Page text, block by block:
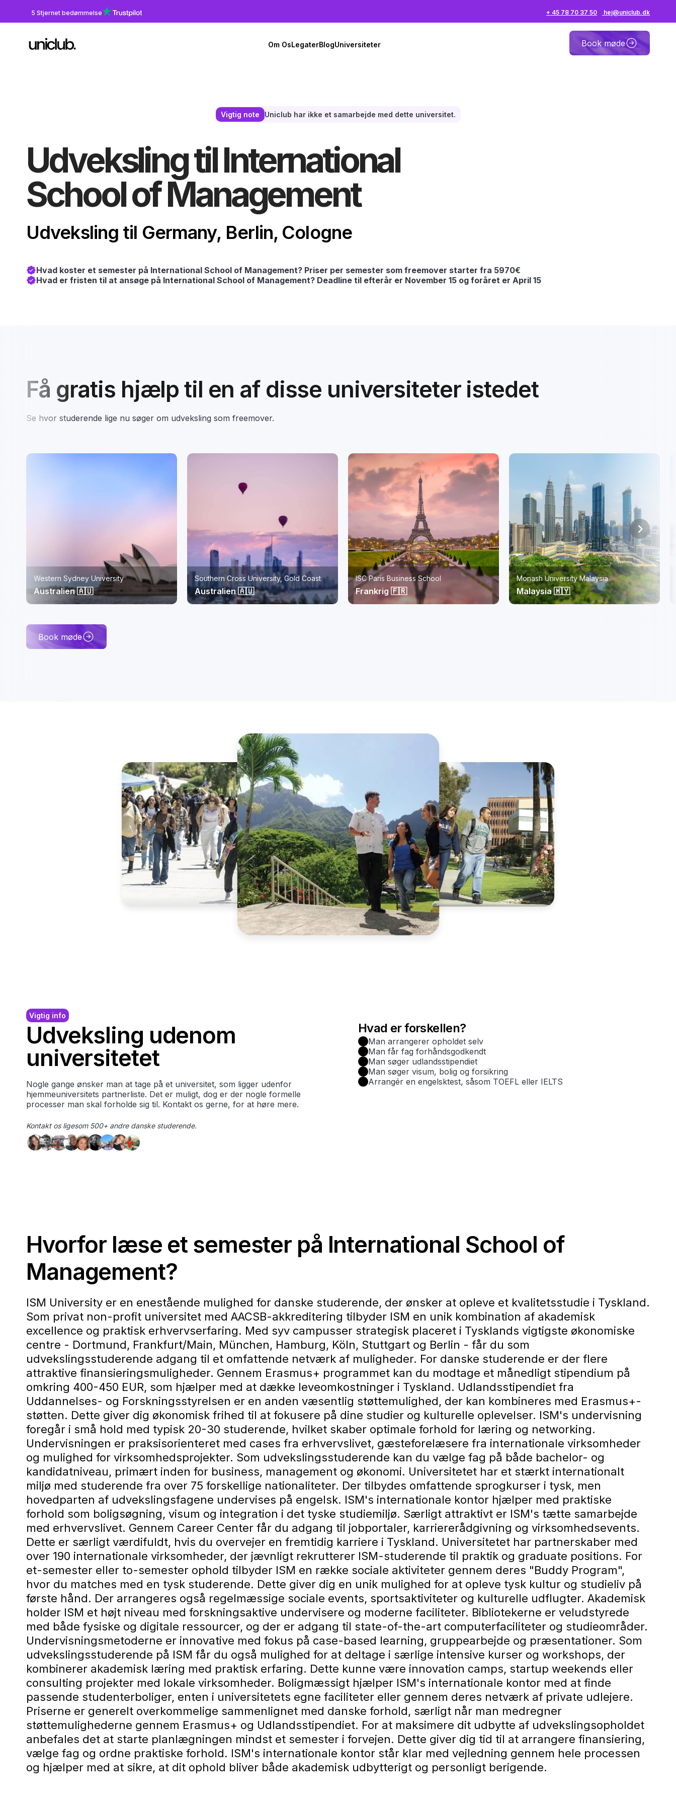
5 Stjernet bedømmelse + 45 78 70 37 50 hej@uniclub.dk
Om OsLegaterBlogUniversiteter Book møde
Vigtig note Uniclub har ikke et samarbejde med dette universitet.
Udveksling til International
School of Management
Udveksling til Germany, Berlin, Cologne
Hvad koster et semester på International School of Management? Priser per semester som freemover starter fra 5970€
Hvad er fristen til at ansøge på International School of Management? Deadline til efterår er November 15 og foråret er April 15
Få gratis hjælp til en af disse universiteter istedet
Se hvor studerende lige nu søger om udveksling som freemover.
Southern Cross University, Gold Coast
Australien 🇦🇺
ISC Paris Business School
Frankrig 🇫🇷
Monash University Malaysia
Malaysia 🇲🇾
RMIT Vietnam
Vietnam 🇻🇳
Book møde
Vigtig info
Udveksling udenom
universitetet
Nogle gange ønsker man at tage på et universitet, som ligger udenfor
hjemmeuniversitets partnerliste. Det er muligt, dog er der nogle formelle
processer man skal forholde sig til. Kontakt os gerne, for at høre mere.
Kontakt os ligesom 500+ andre danske studerende.
Hvad er forskellen?
Man arrangerer opholdet selv
Man får fag forhåndsgodkendt
Man søger udlandsstipendiet
Man søger visum, bolig og forsikring
Arrangér en engelsktest, såsom TOEFL eller IELTS
Hvorfor læse et semester på International School of
Management?
ISM University er en enestående mulighed for danske studerende, der ønsker at opleve et kvalitetsstudie i Tyskland.
Som privat non-profit universitet med AACSB-akkreditering tilbyder ISM en unik kombination af akademisk
excellence og praktisk erhvervserfaring. Med syv campusser strategisk placeret i Tysklands vigtigste økonomiske
centre - Dortmund, Frankfurt/Main, München, Hamburg, Köln, Stuttgart og Berlin - får du som
udvekslingsstuderende adgang til et omfattende netværk af muligheder. For danske studerende er der flere
attraktive finansieringsmuligheder. Gennem Erasmus+ programmet kan du modtage et månedligt stipendium på
omkring 400-450 EUR, som hjælper med at dække leveomkostninger i Tyskland. Udlandsstipendiet fra
Uddannelses- og Forskningsstyrelsen er en anden væsentlig støttemulighed, der kan kombineres med Erasmus+-
støtten. Dette giver dig økonomisk frihed til at fokusere på dine studier og kulturelle oplevelser. ISM's undervisning
foregår i små hold med typisk 20-30 studerende, hvilket skaber optimale forhold for læring og networking.
Undervisningen er praksisorienteret med cases fra erhvervslivet, gæsteforelæsere fra internationale virksomheder
og mulighed for virksomhedsprojekter. Som udvekslingsstuderende kan du vælge fag på både bachelor- og
kandidatniveau, primært inden for business, management og økonomi. Universitetet har et stærkt internationalt
miljø med studerende fra over 75 forskellige nationaliteter. Der tilbydes omfattende sprogkurser i tysk, men
hovedparten af udvekslingsfagene undervises på engelsk. ISM's internationale kontor hjælper med praktiske
forhold som boligsøgning, visum og integration i det tyske studiemiljø. Særligt attraktivt er ISM's tætte samarbejde
med erhvervslivet. Gennem Career Center får du adgang til jobportaler, karriererådgivning og virksomhedsevents.
Dette er særligt værdifuldt, hvis du overvejer en fremtidig karriere i Tyskland. Universitetet har partnerskaber med
over 190 internationale virksomheder, der jævnligt rekrutterer ISM-studerende til praktik og graduate positions. For
et-semester eller to-semester ophold tilbyder ISM en række sociale aktiviteter gennem deres "Buddy Program",
hvor du matches med en tysk studerende. Dette giver dig en unik mulighed for at opleve tysk kultur og studieliv på
første hånd. Der arrangeres også regelmæssige sociale events, sportsaktiviteter og kulturelle udflugter. Akademisk
holder ISM et højt niveau med forskningsaktive undervisere og moderne faciliteter. Bibliotekerne er veludstyrede
med både fysiske og digitale ressourcer, og der er adgang til state-of-the-art computerfaciliteter og studieområder.
Undervisningsmetoderne er innovative med fokus på case-based learning, gruppearbejde og præsentationer. Som
udvekslingsstuderende på ISM får du også mulighed for at deltage i særlige intensive kurser og workshops, der
kombinerer akademisk læring med praktisk erfaring. Dette kunne være innovation camps, startup weekends eller
consulting projekter med lokale virksomheder. Boligmæssigt hjælper ISM's internationale kontor med at finde
passende studenterboliger, enten i universitetets egne faciliteter eller gennem deres netværk af private udlejere.
Priserne er generelt overkommelige sammenlignet med danske forhold, særligt når man medregner
støttemulighederne gennem Erasmus+ og Udlandsstipendiet. For at maksimere dit udbytte af udvekslingsopholdet
anbefales det at starte planlægningen mindst et semester i forvejen. Dette giver dig tid til at arrangere finansiering,
vælge fag og ordne praktiske forhold. ISM's internationale kontor står klar med vejledning gennem hele processen
og hjælper med at sikre, at dit ophold bliver både akademisk udbytterigt og personligt berigende.